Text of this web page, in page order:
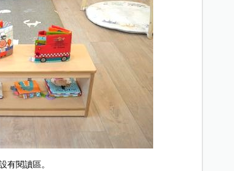
有閱讀區。